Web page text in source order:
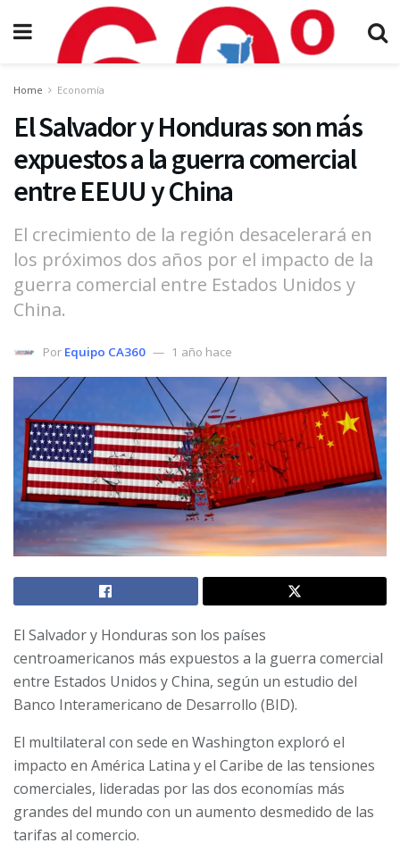
Home Economía
El Salvador y Honduras son más
expuestos a la guerra comercial
entre EEUU y China
El crecimiento de la región desacelerará en
los próximos dos años por el impacto de la
guerra comercial entre Estados Unidos y
China.
Por Equipo CA360 1 año hace
El Salvador y Honduras son los países
centroamericanos más expuestos a la guerra comercial
entre Estados Unidos y China, según un estudio del
Banco Interamericano de Desarrollo (BID).
El multilateral con sede en Washington exploró el
impacto en América Latina y el Caribe de las tensiones
comerciales, lideradas por las dos economías más
grandes del mundo con un aumento desmedido de las
tarifas al comercio.